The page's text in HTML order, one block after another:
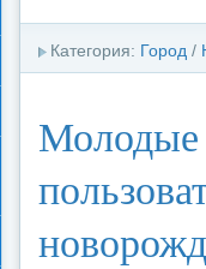
Категория: Город /
Молодые